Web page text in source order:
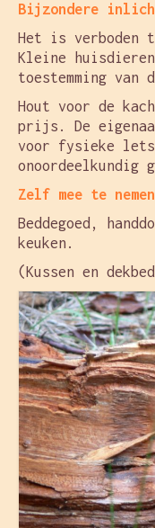
Bijzondere
Het is verboden
Kleine
toestemming van
Hout voor de
prijs. De
voor fysieke
onoordeelkundig
Zelf mee te nemen
Beddegoed,
keuken.
(Kussen en